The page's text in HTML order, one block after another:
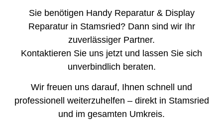
Sie benötigen Handy Reparatur & Display
Reparatur in Stamsried? Dann sind wir Ihr
zuverlässiger Partner.
Kontaktieren Sie uns jetzt und lassen Sie sich
unverbindlich beraten.
Wir freuen uns darauf, Ihnen schnell und
professionell weiterzuhelfen – direkt in Stamsried
und im gesamten Umkreis.